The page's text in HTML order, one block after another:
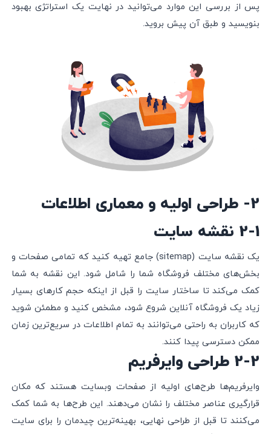
پس از بررسی این موارد می‌توانید در نهایت یک استراتژی بهبود
بنویسید و طبق آن پیش بروید.
2- طراحی اولیه و معماری اطلاعات
2-1 نقشه سایت
یک نقشه سایت (sitemap) جامع تهیه کنید که تمامی صفحات و
بخش‌های مختلف فروشگاه شما را شامل شود. این نقشه به شما
کمک می‌کند تا ساختار سایت را قبل از اینکه حجم کارهای بسیار
زیاد یک فروشگاه آنلاین شروع شود، مشخص کنید و مطمئن شوید
که کاربران به راحتی می‌توانند به تمام اطلاعات در سریع‌ترین زمان
ممکن دسترسی پیدا کنند.
2-2 طراحی وایرفریم
وایرفریم‌ها طرح‌های اولیه از صفحات وبسایت هستند که مکان
قرارگیری عناصر مختلف را نشان می‌دهند. این طرح‌ها به شما کمک
می‌کنند تا قبل از طراحی نهایی، بهینه‌ترین چیدمان را برای سایت